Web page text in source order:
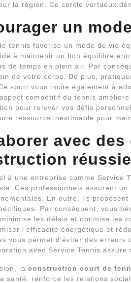
la région. Ce cercle vertueux
un
tennis favorise un mode de vie
à maintenir un bon équilibre
de temps en plein air. Par
de votre corps. De plus,
sport vous incite également à
compétitif du tennis
pour relever vos défis
ressource inestimable pour
avec
réussie
à une entreprise comme Service
Ces professionnels assurent
En outre, ils
Par conséquent, vous
les délais et optimise les
l’efficacité énergétique et
vous permet d’éviter des erreurs
avec Service Tennis
la construction court de
santé, renforce les relations